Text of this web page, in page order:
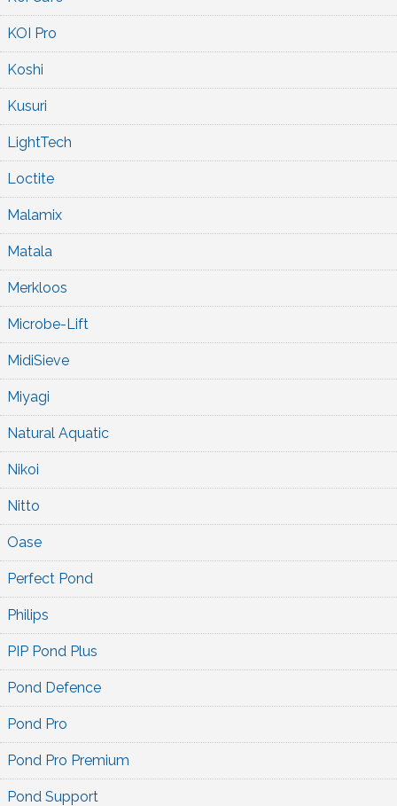
KOI Pro
Koshi
Kusuri
LightTech
Loctite
Malamix
Matala
Merkloos
Microbe-Lift
MidiSieve
Miyagi
Natural Aquatic
Nikoi
Nitto
Oase
Perfect Pond
Philips
PIP Pond Plus
Pond Defence
Pond Pro
Pond Pro Premium
Pond Support